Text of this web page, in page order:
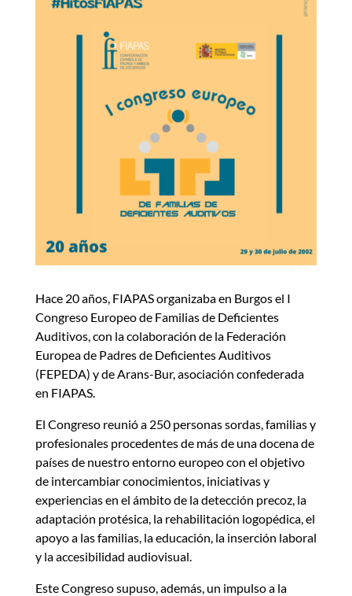
Hace 20 años, FIAPAS organizaba en Burgos el I
Congreso Europeo de Familias de Deficientes
Auditivos, con la colaboración de la Federación
Europea de Padres de Deficientes Auditivos
(FEPEDA) y de Arans-Bur, asociación confederada
en FIAPAS.
El Congreso reunió a 250 personas sordas, familias y
profesionales procedentes de más de una docena de
países de nuestro entorno europeo con el objetivo
de intercambiar conocimientos, iniciativas y
experiencias en el ámbito de la detección precoz, la
adaptación protésica, la rehabilitación logopédica, el
apoyo a las familias, la educación, la inserción laboral
y la accesibilidad audiovisual.
Este Congreso supuso, además, un impulso a la